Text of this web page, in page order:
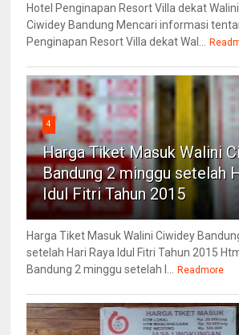
Hotel Penginapan Resort Villa dekat
Ciwidey Bandung Mencari informasi
Penginapan Resort Villa dekat Wal...
4
Harga Tiket Masuk Walini
Bandung 2 minggu setelah
Idul Fitri Tahun 2015
Harga Tiket Masuk Walini Ciwidey
setelah Hari Raya Idul Fitri Tahun 2015
Bandung 2 minggu setelah l...
Readmore